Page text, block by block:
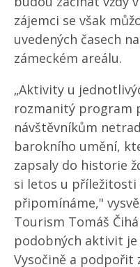
zájemci se však
uvedených časech
zámeckém areálu.
„Aktivity u
rozmanitý program
návštěvníkům
barokního umění,
zapsaly do historie
si letos u příležitosti
připomínáme,"
Tourism Tomáš
podobných aktivit
Vysočině a podpořit